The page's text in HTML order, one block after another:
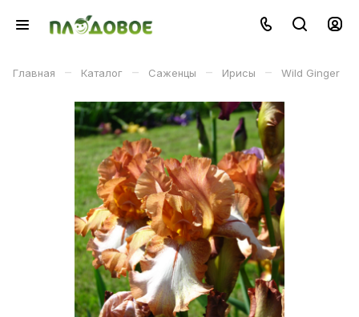
Главная – Каталог – Саженцы – Ирисы – Wild Ginger